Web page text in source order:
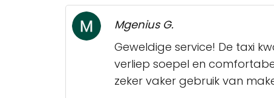
Mgenius G.
Geweldige service! De taxi
verliep soepel en
zeker vaker gebruik van